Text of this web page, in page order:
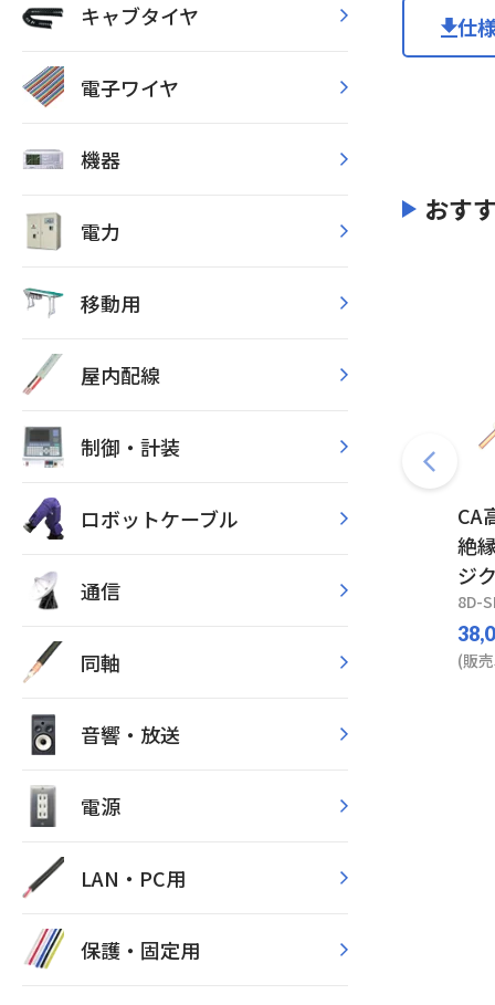
キャブタイヤ
電子ワイヤ
機器
電力
移動用
屋内配線
制御・計装
ロボットケーブル
通信
同軸
音響・放送
電源
LAN・PC用
保護・固定用
仕
おす
CA
絶
ジ
8D-
(販